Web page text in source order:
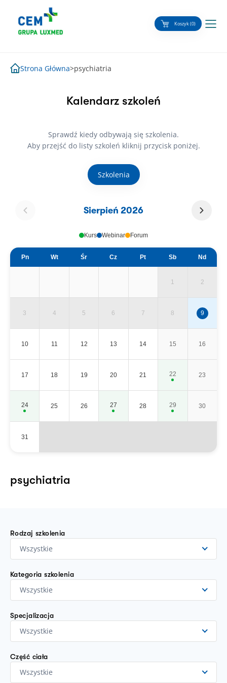
content
Koszyk (0)
Strona Główna>psychiatria
Kalendarz szkoleń
Sprawdź kiedy odbywają się szkolenia.
Aby przejść do listy szkoleń kliknij przycisk poniżej.
Szkolenia
Sierpień 2026
Kurs Webinar Forum
Pn Wt Śr Cz Pt Sb Nd
1 2
3 4 5 6 7 8 9
10 11 12 13 14 15 16
17 18 19 20 21 22 23
24 25 26 27 28 29 30
31
psychiatria
Rodzaj szkolenia
Wszystkie
Kategoria szkolenia
Wszystkie
Specjalizacja
Wszystkie
Część ciała
Wszystkie